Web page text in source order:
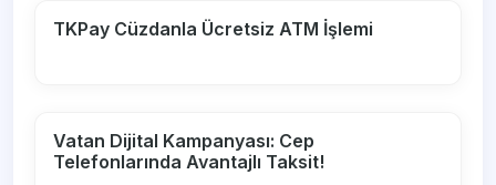
TKPay Cüzdanla Ücretsiz ATM İşlemi
Vatan Dijital Kampanyası: Cep
Telefonlarında Avantajlı Taksit!